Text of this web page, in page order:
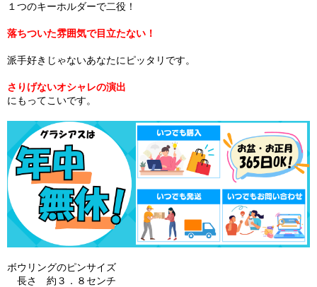
１つのキーホルダーで二役！
落ちついた雰囲気で目立たない！
派手好きじゃないあなたにピッタリです。
さりげないオシャレの演出
にもってこいです。
ボウリングのピンサイズ
長さ 約３．８センチ